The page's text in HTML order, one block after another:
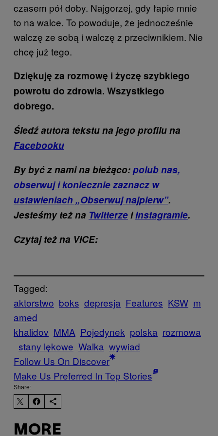
czasem pół doby. Najgorzej, gdy łapie mnie
to na walce. To powoduje, że jednocześnie
walczę ze sobą i walczę z przeciwnikiem. Nie
chcę już tego.
Dziękuję za rozmowę i życzę szybkiego
powrotu do zdrowia. Wszystkiego
dobrego.
Śledź autora tekstu na jego profilu na
Facebooku
By być z nami na bieżąco:polub nas,
obserwuj i koniecznie zaznacz w
ustawieniach „Obserwuj najpierw”.
Jesteśmy też na TwitterzeiInstagramie.
Czytaj też na VICE:
Tagged:
aktorstwo boks depresja Features KSW m
amed
khalidov MMA Pojedynek polska rozmowa
stany lękowe Walka wywiad
Follow Us On Discover
Make Us Preferred In Top Stories
Share:
MORE